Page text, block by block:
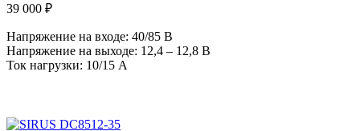
39 000 ₽
Напряжение на входе: 40/85 В
Напряжение на выходе: 12,4 – 12,8 В
Ток нагрузки: 10/15 А